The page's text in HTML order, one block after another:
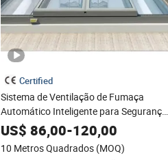
Certified
Sistema de Ventilação de Fumaça
Automático Inteligente para Segurança
Aprimorada
US$ 86,00-120,00
10 Metros Quadrados (MOQ)